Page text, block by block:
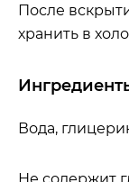
После
хранить в
Вода,
Не содержит